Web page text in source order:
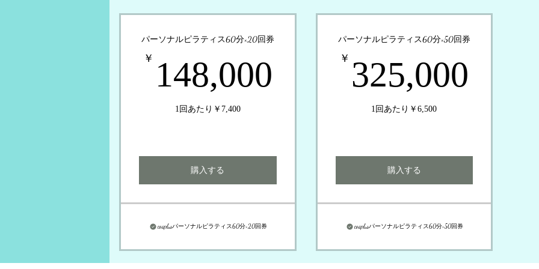
パーソナルピラティス60分×20回券
￥ 148,000 148,000￥
1回あたり￥7,400
購入する
coaplusパーソナルピラティス60分×20回券
パーソナルピラティス60分×50回券
￥ 325,000
1回あたり￥6,500
購入する
coaplusパーソナルピラティス60分×50回券